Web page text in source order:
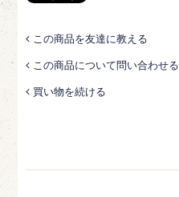
この商品を友達に教える
この商品について問い合わせる
買い物を続ける